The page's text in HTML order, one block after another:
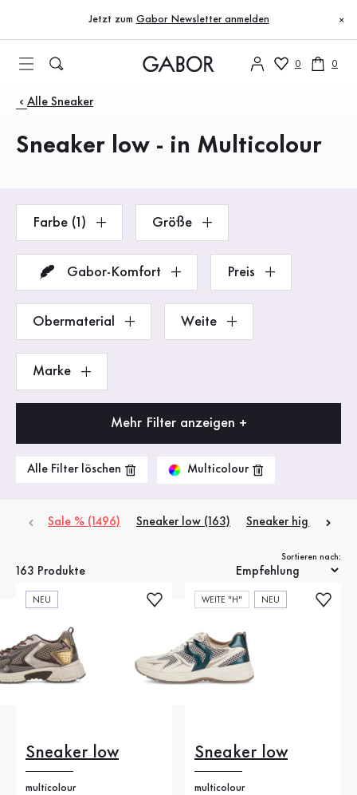
Zum Inhaltsverzeichnis
Zur Hauptnavigation
Jetzt zum Gabor Newsletter anmelden ×
0 0
Produkte
Alle Sneaker
Sneaker low - in Multicolour
Farbe (1) Größe
Gabor-Komfort Preis
Obermaterial Weite
Marke
Mehr Filter anzeigen +
Alle Filter löschen Multicolour
Sale % (1496) Sneaker low (163) Sneaker high (1)
163 Produkte
Sortieren nach:
NEU
Sneaker low
multicolour
WEITE "H" NEU
Sneaker low
multicolour